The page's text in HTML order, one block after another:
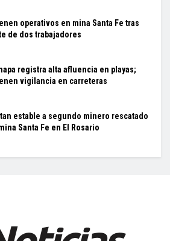
operativos en mina Santa Fe tras
de dos trabajadores
registra alta afluencia en playas;
vigilancia en carreteras
estable a segundo minero rescatado
Santa Fe en El Rosario